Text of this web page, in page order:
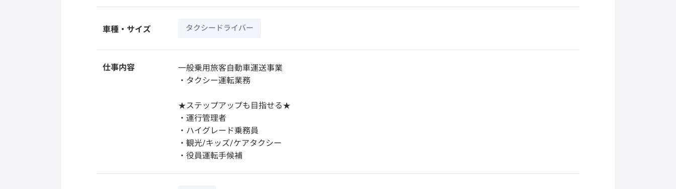
車種・サイズ タクシードライバー
仕事内容
一般乗用旅客自動車運送事業
・タクシー運転業務
★ステップアップも目指せる★
・運行管理者
・ハイグレード乗務員
・観光/キッズ/ケアタクシー
・役員運転手候補